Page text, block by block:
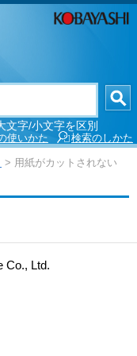
文字/小文字を区別
検索のしかた
使いかた
> 用紙がカットされない
Co., Ltd.